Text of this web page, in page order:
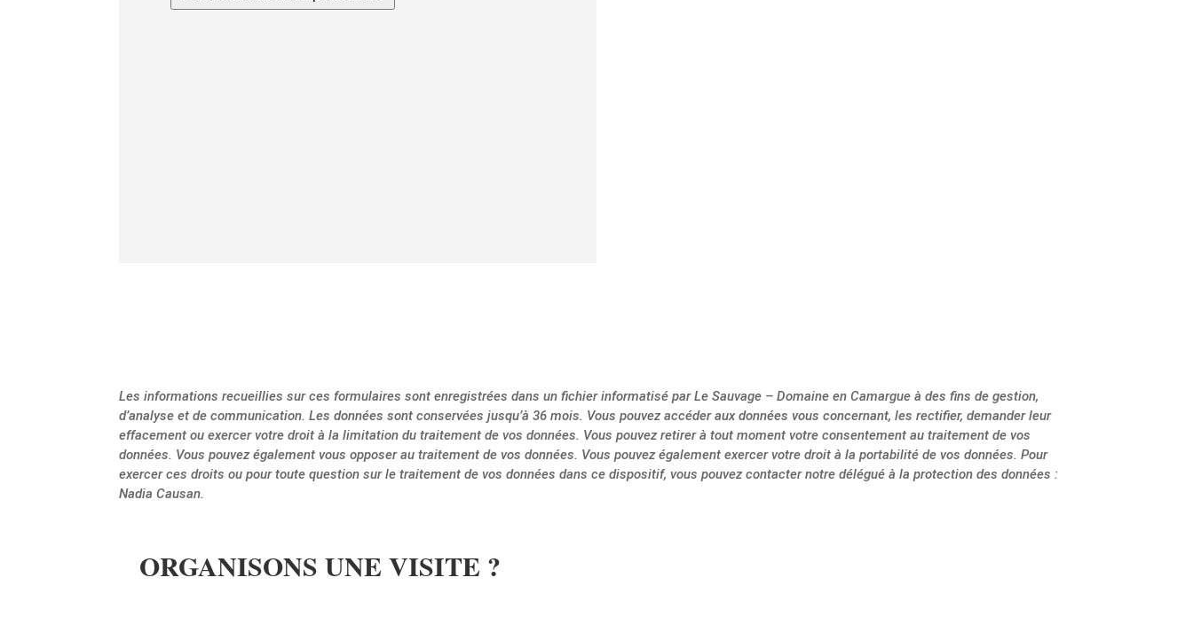
Les informations recueillies sur ces formulaires sont enregistrées dans un fichier informatisé par Le Sauvage – Domaine en Camargue à des fins de gestion,
d’analyse et de communication. Les données sont conservées jusqu’à 36 mois. Vous pouvez accéder aux données vous concernant, les rectifier, demander leur
effacement ou exercer votre droit à la limitation du traitement de vos données. Vous pouvez retirer à tout moment votre consentement au traitement de vos
données. Vous pouvez également vous opposer au traitement de vos données. Vous pouvez également exercer votre droit à la portabilité de vos données. Pour
exercer ces droits ou pour toute question sur le traitement de vos données dans ce dispositif, vous pouvez contacter notre délégué à la protection des données :
Nadia Causan.
ORGANISONS UNE VISITE ?